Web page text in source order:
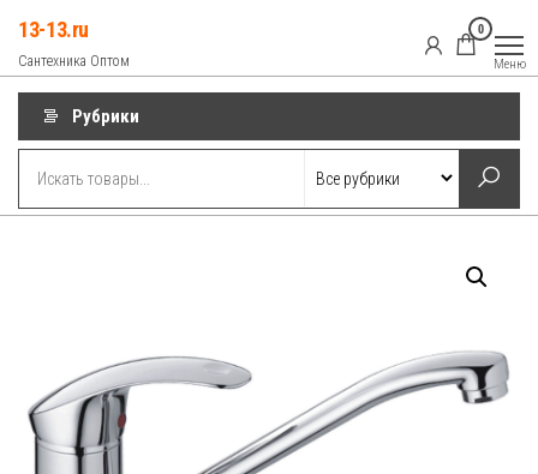
содержимому
13-13.ru
Сантехника Оптом
0
Меню
Рубрики